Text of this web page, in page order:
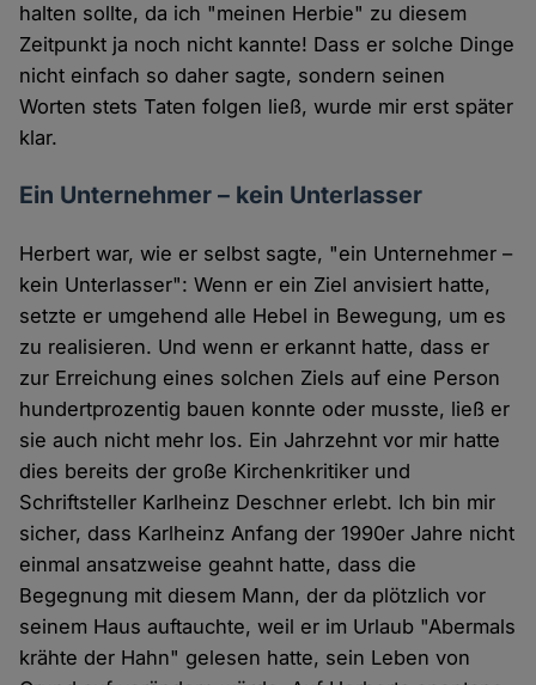
halten sollte, da ich "meinen Herbie" zu diesem
Zeitpunkt ja noch nicht kannte! Dass er solche Dinge
nicht einfach so daher sagte, sondern seinen
Worten stets Taten folgen ließ, wurde mir erst später
klar.
Ein Unternehmer – kein Unterlasser
Herbert war, wie er selbst sagte, "ein Unternehmer –
kein Unterlasser": Wenn er ein Ziel anvisiert hatte,
setzte er umgehend alle Hebel in Bewegung, um es
zu realisieren. Und wenn er erkannt hatte, dass er
zur Erreichung eines solchen Ziels auf eine Person
hundertprozentig bauen konnte oder musste, ließ er
sie auch nicht mehr los. Ein Jahrzehnt vor mir hatte
dies bereits der große Kirchenkritiker und
Schriftsteller Karlheinz Deschner erlebt. Ich bin mir
sicher, dass Karlheinz Anfang der 1990er Jahre nicht
einmal ansatzweise geahnt hatte, dass die
Begegnung mit diesem Mann, der da plötzlich vor
seinem Haus auftauchte, weil er im Urlaub "Abermals
krähte der Hahn" gelesen hatte, sein Leben von